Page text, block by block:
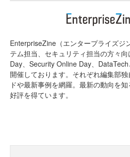
EnterpriseZine（エンタープライズジ
テム担当、セキュリティ担当の方々
Day、Security Online Day、
開催しております。それぞれ編集部
ドや最新事例を網羅。最新の動向を知
好評を得ています。